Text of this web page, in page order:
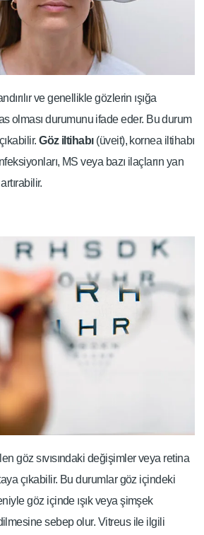
ve genellikle gözlerin ışığa
olması durumunu ifade eder. Bu durum
Göz iltihabı (üveit), kornea iltihabı
MS veya bazı ilaçların yan
göz sıvısındaki değişimler veya retina
çıkabilir. Bu durumlar göz içindeki
göz içinde ışık veya şimşek
sebep olur. Vitreus ile ilgili